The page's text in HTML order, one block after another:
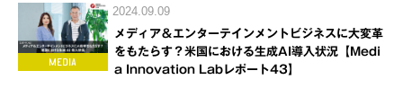
2024.09.09
メディア＆エンターテインメントビジネスに大変革
をもたらす？米国における生成AI導入状況【Medi
a Innovation Labレポート43】